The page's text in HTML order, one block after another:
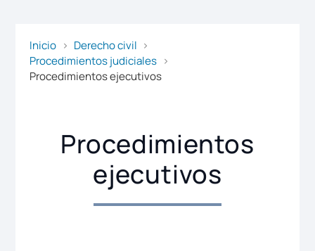
Inicio
Derecho civil
Procedimientos judiciales
Procedimientos ejecutivos
Procedimientos
ejecutivos